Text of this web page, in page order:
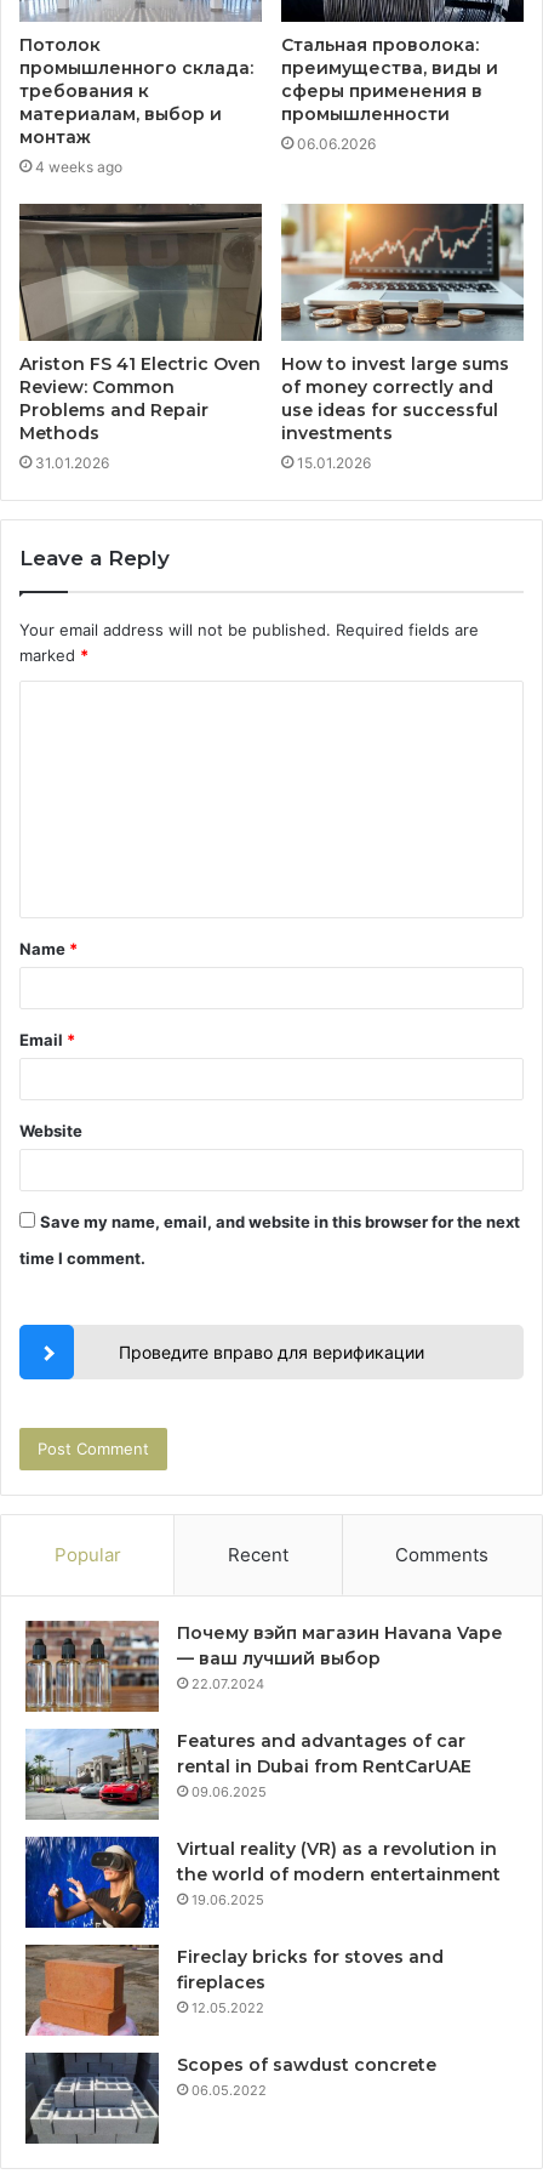
Потолок
промышленного склада:
требования к
материалам, выбор и
монтаж
4 weeks ago
Стальная проволока:
преимущества, виды и
сферы применения в
промышленности
06.06.2026
Ariston FS 41 Electric Oven
Review: Common
Problems and Repair
Methods
31.01.2026
How to invest large sums
of money correctly and
use ideas for successful
investments
15.01.2026
Leave a Reply
Your email address will not be published. Required fields are
marked *
t
*
Name *
Email *
Website
Save my name, email, and website in this browser for the next
time I comment.
Проведите вправо для верификации
Popular Recent Comments
Почему вэйп магазин Havana Vape
— ваш лучший выбор
22.07.2024
Features and advantages of car
rental in Dubai from RentCarUAE
09.06.2025
Virtual reality (VR) as a revolution in
the world of modern entertainment
19.06.2025
Fireclay bricks for stoves and
fireplaces
12.05.2022
Scopes of sawdust concrete
06.05.2022